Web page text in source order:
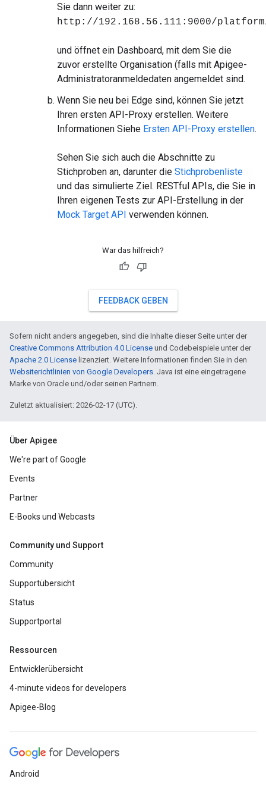
Sie dann weiter zu:
http://192.168.56.111:9000/
und öffnet ein Dashboard, mit dem Sie die
zuvor erstellte Organisation (falls mit Apigee-
Administratoranmeldedaten angemeldet sind.
Wenn Sie neu bei Edge sind, können Sie jetzt
Ihren ersten API-Proxy erstellen. Weitere
Informationen Siehe Ersten API-Proxy erstellen.
Sehen Sie sich auch die Abschnitte zu
Stichproben an, darunter die Stichprobenliste
und das simulierte Ziel. RESTful APIs, die Sie in
Ihren eigenen Tests zur API-Erstellung in der
Mock Target API verwenden können.
War das hilfreich?
FEEDBACK GEBEN
Sofern nicht anders angegeben, sind die Inhalte dieser Seite unter der
Creative Commons Attribution 4.0 License und Codebeispiele unter der
Apache 2.0 License lizenziert. Weitere Informationen finden Sie in den
Websiterichtlinien von Google Developers. Java ist eine eingetragene
Marke von Oracle und/oder seinen Partnern.
Zuletzt aktualisiert: 2026-02-17 (UTC).
Über Apigee
We're part of Google
Events
Partner
E-Books und Webcasts
Community und Support
Community
Supportübersicht
Status
Supportportal
Ressourcen
Entwicklerübersicht
4-minute videos for developers
Apigee-Blog
Android